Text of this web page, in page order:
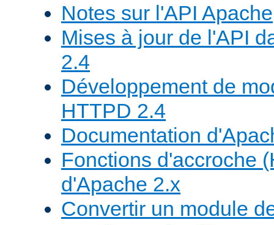
Notes sur l'API Apache
Mises à jour de l'API
2.4
Développement de
HTTPD 2.4
Documentation
Fonctions d'accroche
d'Apache 2.x
Convertir un module